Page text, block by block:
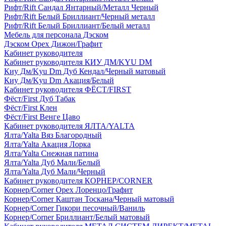
Рифт/Rift Сандал Янтарный/Металл Черный
Рифт/Rift Белый Бриллиант/Черный металл
Рифт/Rift Белый Бриллиант/Белый металл
Мебель для персонала Дэском
Дэском Орех Дижон/Графит
Кабинет руководителя
Кабинет руководителя КИУ ДМ/KYU DM
Киу Дм/Kyu Dm Дуб Кендал/Черный матовый
Киу Дм/Kyu Dm Акация/Белый
Кабинет руководителя ФЁСТ/FIRST
Фёст/First Дуб Табак
Фёст/First Клен
Фёст/First Венге Цаво
Кабинет руководителя ЯЛТА/YALTA
Ялта/Yalta Вяз Благородный
Ялта/Yalta Акация Лорка
Ялта/Yalta Снежная патина
Ялта/Yalta Дуб Мали/Белый
Ялта/Yalta Дуб Мали/Черный
Кабинет руководителя КОРНЕР/CORNER
Корнер/Corner Орех Лоренцо/Графит
Корнер/Corner Каштан Тоскана/Черный матовый
Корнер/Corner Гикори песочный/Ваниль
Корнер/Corner Бриллиант/Белый матовый